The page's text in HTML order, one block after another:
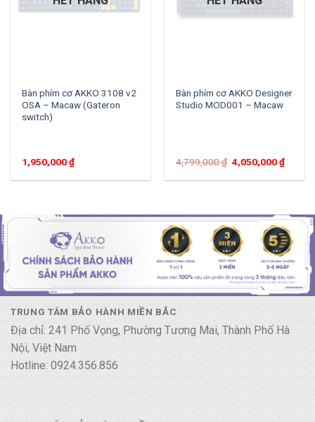
Bàn phím cơ AKKO 3108 v2
OSA – Macaw (Gateron
switch)
1,950,000₫
Bàn phím cơ AKKO Designer
Studio MOD001 – Macaw
4,799,000₫ 4,050,000₫
TRUNG TÂM BẢO HÀNH MIỀN BẮC
Địa chỉ: 241 Phố Vọng, Phường Tương Mai, Thành Phố Hà
Nội, Việt Nam
Hotline: 0924.356.856